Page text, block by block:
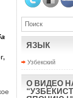
ЯЗЫК
Узбекский
О ВИДЕО